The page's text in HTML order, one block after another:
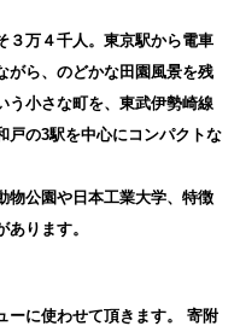
３万４千人。東京駅から電車
がら、のどかな田園風景を残
う小さな町を、東武伊勢崎線
戸の3駅を中心にコンパクトな
物公園や日本工業大学、特徴
ります。
に使わせて頂きます。
寄附